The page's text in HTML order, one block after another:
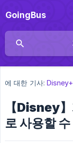
GoingBus
에 대한 기사: Disney+
【Disney
로 사용할